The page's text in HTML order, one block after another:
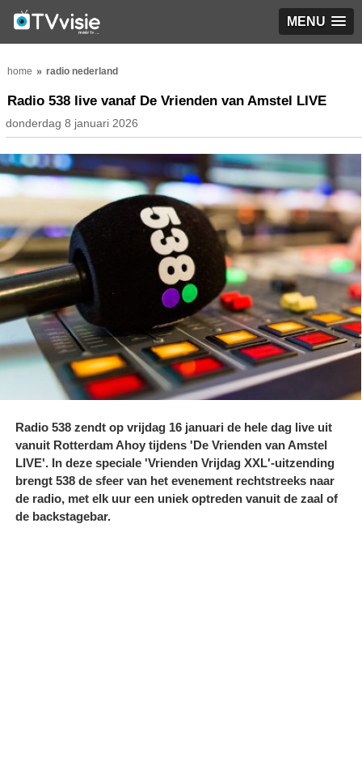
MENU
home radio nederland
Radio 538 live vanaf De Vrienden van Amstel LIVE
donderdag 8 januari 2026
Radio 538 zendt op vrijdag 16 januari de hele dag live uit
vanuit Rotterdam Ahoy tijdens 'De Vrienden van Amstel
LIVE'. In deze speciale 'Vrienden Vrijdag XXL'-uitzending
brengt 538 de sfeer van het evenement rechtstreeks naar
de radio, met elk uur een uniek optreden vanuit de zaal of
de backstagebar.